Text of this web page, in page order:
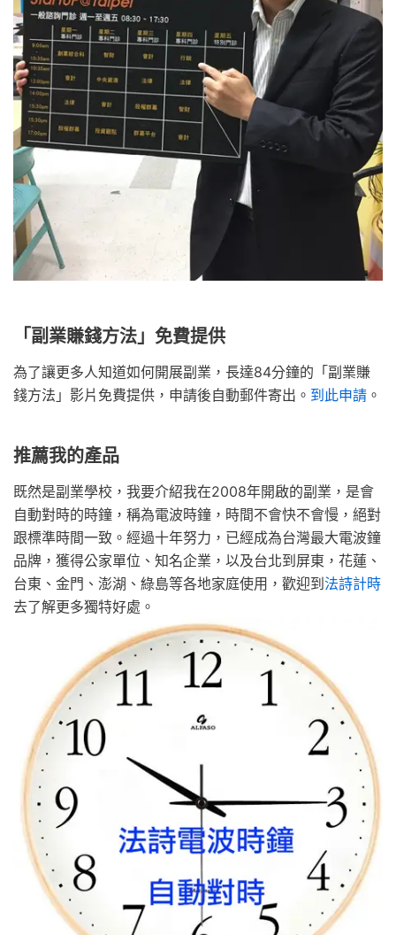
「副業賺錢方法」免費提供
為了讓更多人知道如何開展副業，長達84分鐘的「副業賺
錢方法」影片免費提供，申請後自動郵件寄出。 到此申請 。
推薦我的產品
既然是副業學校，我要介紹我在2008年開啟的副業，是會
自動對時的時鐘，稱為電波時鐘，時間不會快不會慢，絕對
跟標準時間一致。經過十年努力，已經成為台灣最大電波鐘
品牌，獲得公家單位、知名企業，以及台北到屏東，花蓮、
台東、金門、澎湖、綠島等各地家庭使用，歡迎到 法詩計時
去了解更多獨特好處。